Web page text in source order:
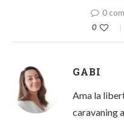
0
0
GABI
Ama la
caravaning